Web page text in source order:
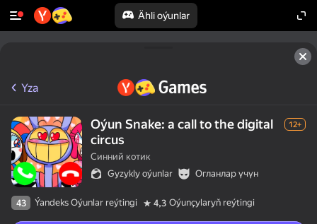
Ähli oýunlar
Yza
Oýun Snake: a call to the digital
circus
12+
Синний котик
Gyzykly oýunlar
Огланлар үчүн
43 Ýandeks Oýunlar reýtingi 4,3 Oýunçylaryň reýtingi